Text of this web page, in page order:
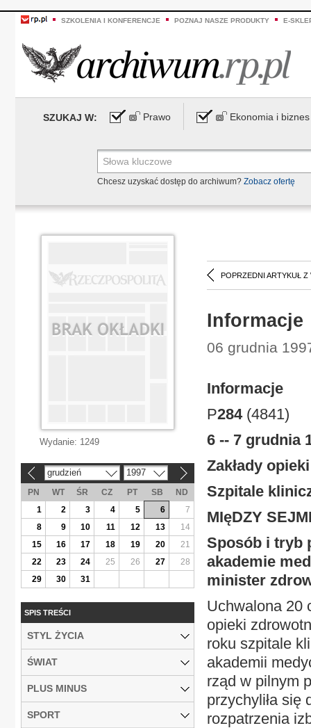
SZKOLENIA I KONFERENCJE POZNAJ NASZE PRODUKTY E-
SZUKAJ W: Prawo Ekonomia i biznes
Chcesz uzyskać dostęp do archiwum? Zobacz ofertę
POPRZEDNI ARTYKUŁ Z
Informacje
06 grudnia
Informacje
P284 (4841)
6 -- 7 grudnia
Zakłady
Szpitale
MIęDZY
Sposób i tryb
akademie
minister
Uchwalona 20
opieki
roku szpitale
akademii
rząd w pilnym
przychyliła się
rozpatrzenia
Wydanie: 1249
grudzień 1997
PN WT ŚR CZ PT SB
ND
1
2 3 4 5 6
7
8
9 10 11 12 13
14
15
16 17 18 19 20
21
22
23 24 25 26 27
28
29
30 31
SPIS TREŚCI
STYL ŻYCIA
ŚWIAT
PLUS MINUS
SPORT